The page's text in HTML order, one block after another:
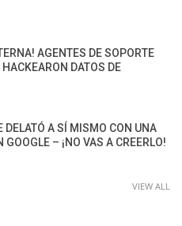
AGENTES DE SOPORTE
DATOS DE
DELATÓ A SÍ MISMO CON UNA
GOOGLE – ¡NO VAS A CREERLO!
VIEW ALL